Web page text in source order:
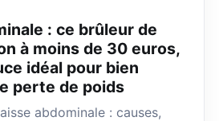
: ce brûleur de
à moins de 30 euros,
idéal pour bien
perte de poids
abdominale : causes,